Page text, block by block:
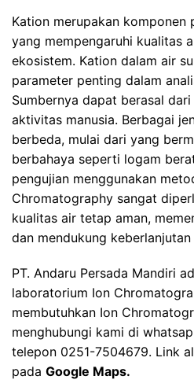
Kation merupakan komponen
yang mempengaruhi kualitas
ekosistem. Kation dalam air
parameter penting dalam
Sumbernya dapat berasal
aktivitas manusia. Berbagai
berbeda, mulai dari yang
berbahaya seperti logam
pengujian menggunakan
Chromatography sangat
kualitas air tetap aman,
dan mendukung
PT. Andaru Persada Mandiri
laboratorium Ion
membutuhkan Ion
menghubungi kami di
telepon 0251-7504679. Link
pada Google Maps.